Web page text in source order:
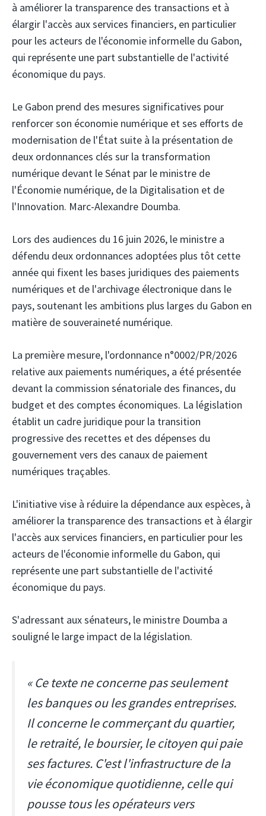
à améliorer la transparence des transactions et à
élargir l'accès aux services financiers, en particulier
pour les acteurs de l'économie informelle du Gabon,
qui représente une part substantielle de l'activité
économique du pays.
Le Gabon prend des mesures significatives pour
renforcer son économie numérique et ses efforts de
modernisation de l'État suite à la présentation de
deux ordonnances clés sur la transformation
numérique devant le Sénat par le ministre de
l'Économie numérique, de la Digitalisation et de
l'Innovation. Marc-Alexandre Doumba.
Lors des audiences du 16 juin 2026, le ministre a
défendu deux ordonnances adoptées plus tôt cette
année qui fixent les bases juridiques des paiements
numériques et de l'archivage électronique dans le
pays, soutenant les ambitions plus larges du Gabon en
matière de souveraineté numérique.
La première mesure, l'ordonnance n°0002/PR/2026
relative aux paiements numériques, a été présentée
devant la commission sénatoriale des finances, du
budget et des comptes économiques. La législation
établit un cadre juridique pour la transition
progressive des recettes et des dépenses du
gouvernement vers des canaux de paiement
numériques traçables.
L'initiative vise à réduire la dépendance aux espèces, à
améliorer la transparence des transactions et à élargir
l'accès aux services financiers, en particulier pour les
acteurs de l'économie informelle du Gabon, qui
représente une part substantielle de l'activité
économique du pays.
S'adressant aux sénateurs, le ministre Doumba a
souligné le large impact de la législation.
« Ce texte ne concerne pas seulement
les banques ou les grandes entreprises.
Il concerne le commerçant du quartier,
le retraité, le boursier, le citoyen qui paie
ses factures. C'est l'infrastructure de la
vie économique quotidienne, celle qui
pousse tous les opérateurs vers